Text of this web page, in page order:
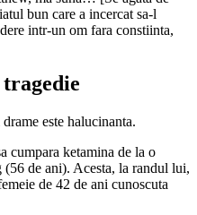
bun care a incercat sa-l
intr-un om fara constiinta,
tragedie
este halucinanta.
cumpara ketamina de la o
de ani). Acesta, la randul lui,
de 42 de ani cunoscuta